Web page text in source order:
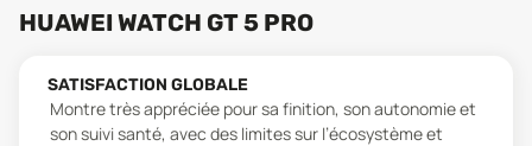
HUAWEI WATCH GT 5 PRO
SATISFACTION GLOBALE
Montre très appréciée pour sa finition, son autonomie et
son suivi santé, avec des limites sur l’écosystème et